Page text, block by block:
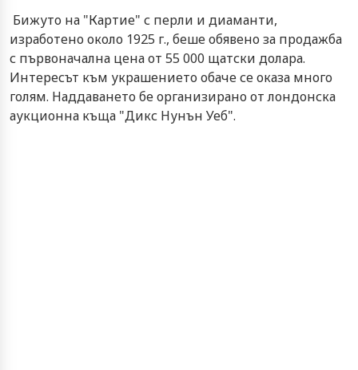
Бижуто на "Картие" с перли и диаманти,
изработено около 1925 г., беше обявено за продажба
с първоначална цена от 55 000 щатски долара.
Интересът към украшението обаче се оказа много
голям. Наддаването бе организирано от лондонска
аукционна къща "Дикс Нунън Уеб".